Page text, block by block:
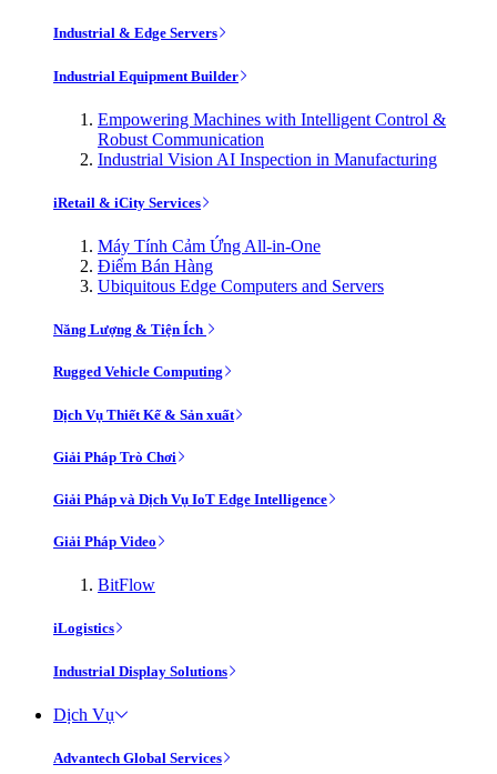
Industrial & Edge Servers
Industrial Equipment Builder
Empowering Machines with Intelligent Control &
Robust Communication
Industrial Vision AI Inspection in Manufacturing
iRetail & iCity Services
Máy Tính Cảm Ứng All-in-One
Điểm Bán Hàng
Ubiquitous Edge Computers and Servers
Năng Lượng & Tiện Ích
Rugged Vehicle Computing
Dịch Vụ Thiết Kế & Sản xuất
Giải Pháp Trò Chơi
Giải Pháp và Dịch Vụ IoT Edge Intelligence
Giải Pháp Video
BitFlow
iLogistics
Industrial Display Solutions
Dịch Vụ
Advantech Global Services